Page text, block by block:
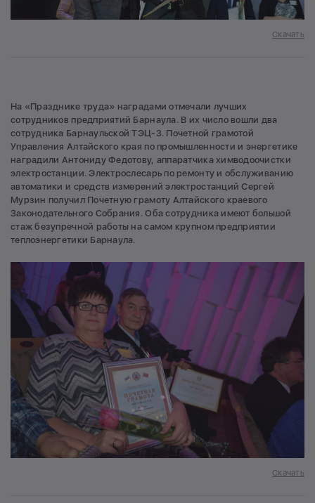
Скачать
На «Празднике труда» наградами отмечали лучших
сотрудников предприятий Барнаула. В их число вошли два
сотрудника Барнаульской ТЭЦ-3. Почетной грамотой
Управления Алтайского края по промышленности и энергетике
наградили Антониду Федотову, аппаратчика химводоочистки
электростанции. Электрослесарь по ремонту и обслуживанию
автоматики и средств измерений электростанций Сергей
Мурзин получил Почетную грамоту Алтайского краевого
Законодательного Собрания. Оба сотрудника имеют большой
стаж безупречной работы на самом крупном предприятии
теплоэнергетики Барнаула.
Скачать